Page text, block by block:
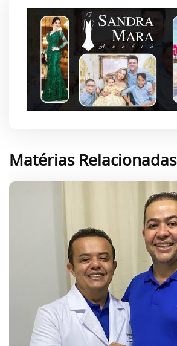
Matérias Relacionadas